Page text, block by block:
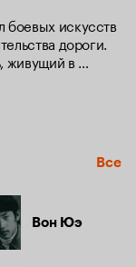
искусств
дороги.
живущий в
и являющийся
искусств
церемонию ее
свою
в Америке.
на свой
Все
Вон Юэ